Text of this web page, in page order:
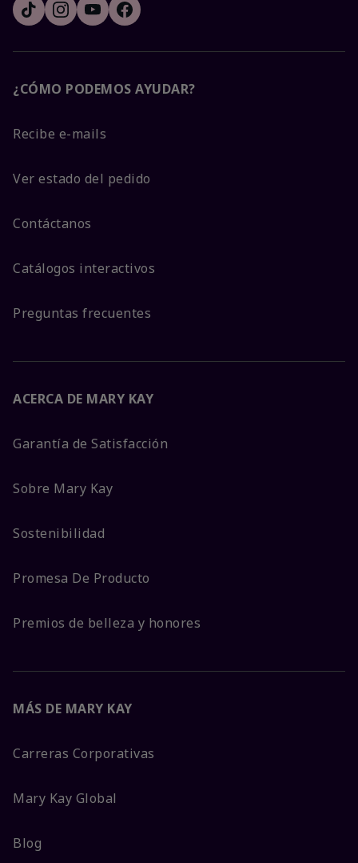
¿CÓMO PODEMOS AYUDAR?
Recibe e-mails
Ver estado del pedido
Contáctanos
Catálogos interactivos
Preguntas frecuentes
ACERCA DE MARY KAY
Garantía de Satisfacción
Sobre Mary Kay
Sostenibilidad
Promesa De Producto
Premios de belleza y honores
MÁS DE MARY KAY
Carreras Corporativas
Mary Kay Global
Blog